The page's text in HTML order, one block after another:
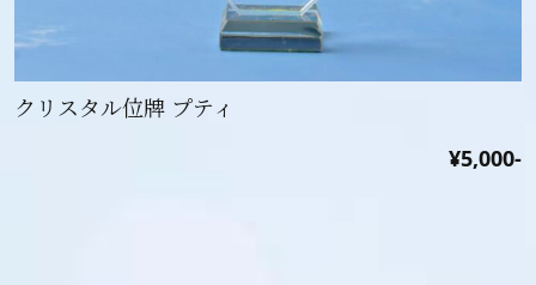
クリスタル位牌 プティ
¥5,000-